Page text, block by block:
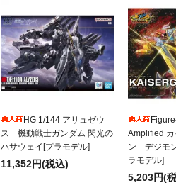
HG 1/144 アリュゼウ
ス 機動戦士ガンダム 閃光の
ハサウェイ[プラモデル]
11,352円(税込)
Amplified
ン デジモ
ラモデル]
5,203円(